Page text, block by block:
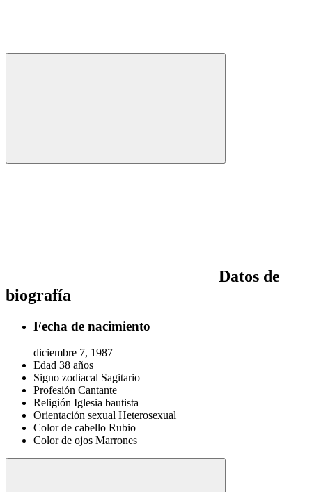
Datos de
biografía
Fecha de nacimiento
diciembre 7, 1987
Edad 38 años
Signo zodiacal Sagitario
Profesión Cantante
Religión Iglesia bautista
Orientación sexual Heterosexual
Color de cabello Rubio
Color de ojos Marrones